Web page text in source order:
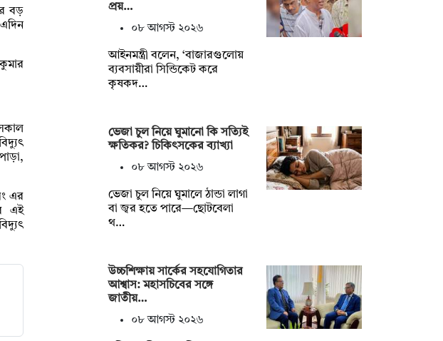
বড়
এদিন
এর
এই
প্রয়…
০৮ আগস্ট ২০২৬
আইনমন্ত্রী বলেন, ‘বাজারগুলোয়
ব্যবসায়ীরা সিন্ডিকেট করে
কৃষকদ…
ভেজা চুল নিয়ে ঘুমানো কি সত্যিই
ক্ষতিকর? চিকিৎসকের ব্যাখ্যা
০৮ আগস্ট ২০২৬
ভেজা চুল নিয়ে ঘুমালে ঠান্ডা লাগা
বা জ্বর হতে পারে—ছোটবেলা
থ…
উচ্চশিক্ষায় সার্কের সহযোগিতার
আশ্বাস: মহাসচিবের সঙ্গে
জাতীয়…
০৮ আগস্ট ২০২৬